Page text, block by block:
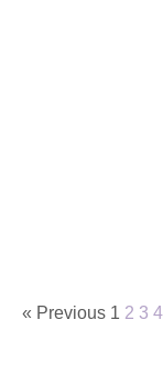
« Previous 1 2 3 4